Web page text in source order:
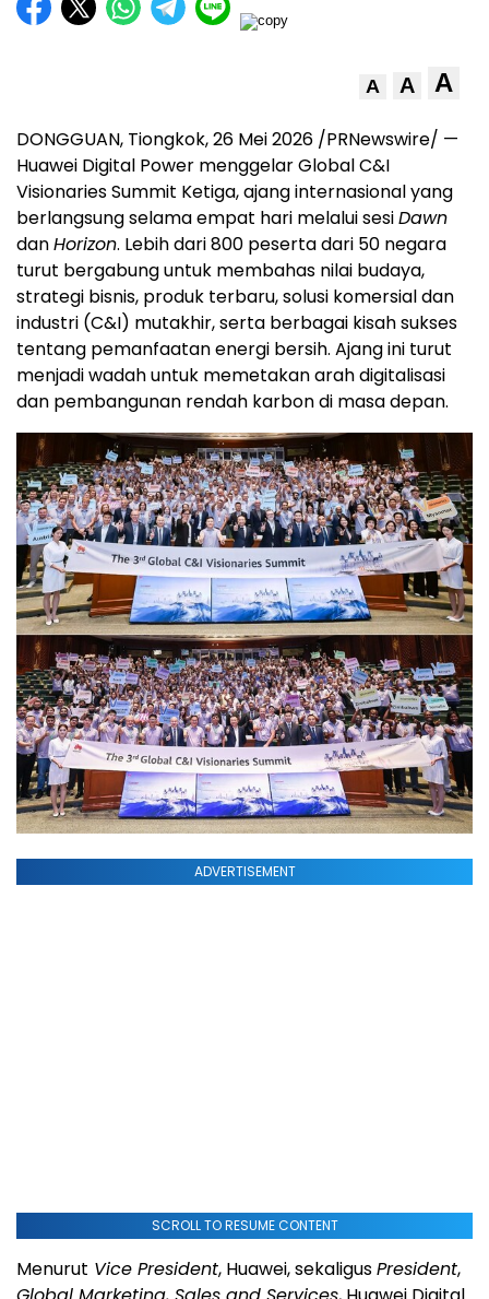
A A A
DONGGUAN, Tiongkok, 26 Mei 2026 /PRNewswire/ —
Huawei Digital Power menggelar Global C&I
Visionaries Summit Ketiga, ajang internasional yang
berlangsung selama empat hari melalui sesiDawn
danHorizon. Lebih dari 800 peserta dari 50 negara
turut bergabung untuk membahas nilai budaya,
strategi bisnis, produk terbaru, solusi komersial dan
industri (C&I) mutakhir, serta berbagai kisah sukses
tentang pemanfaatan energi bersih. Ajang ini turut
menjadi wadah untuk memetakan arah digitalisasi
dan pembangunan rendah karbon di masa depan.
ADVERTISEMENT
SCROLL TO RESUME CONTENT
Menurut Vice President, Huawei, sekaligusPresident,